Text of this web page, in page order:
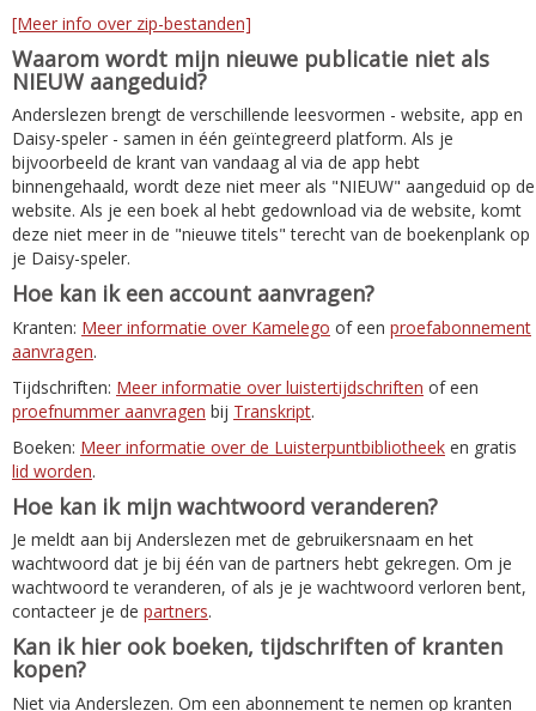
[Meer info over zip-bestanden]
Waarom wordt mijn nieuwe publicatie niet als
NIEUW aangeduid?
Anderslezen brengt de verschillende leesvormen - website, app en
Daisy-speler - samen in één geïntegreerd platform. Als je
bijvoorbeeld de krant van vandaag al via de app hebt
binnengehaald, wordt deze niet meer als "NIEUW" aangeduid op de
website. Als je een boek al hebt gedownload via de website, komt
deze niet meer in de "nieuwe titels" terecht van de boekenplank op
je Daisy-speler.
Hoe kan ik een account aanvragen?
Kranten: Meer informatie over Kamelego of een proefabonnement
aanvragen.
Tijdschriften: Meer informatie over luistertijdschriften of een
proefnummer aanvragen bij Transkript.
Boeken: Meer informatie over de Luisterpuntbibliotheek en gratis
lid worden.
Hoe kan ik mijn wachtwoord veranderen?
Je meldt aan bij Anderslezen met de gebruikersnaam en het
wachtwoord dat je bij één van de partners hebt gekregen. Om je
wachtwoord te veranderen, of als je je wachtwoord verloren bent,
contacteer je de partners.
Kan ik hier ook boeken, tijdschriften of kranten
kopen?
Niet via Anderslezen. Om een abonnement te nemen op kranten